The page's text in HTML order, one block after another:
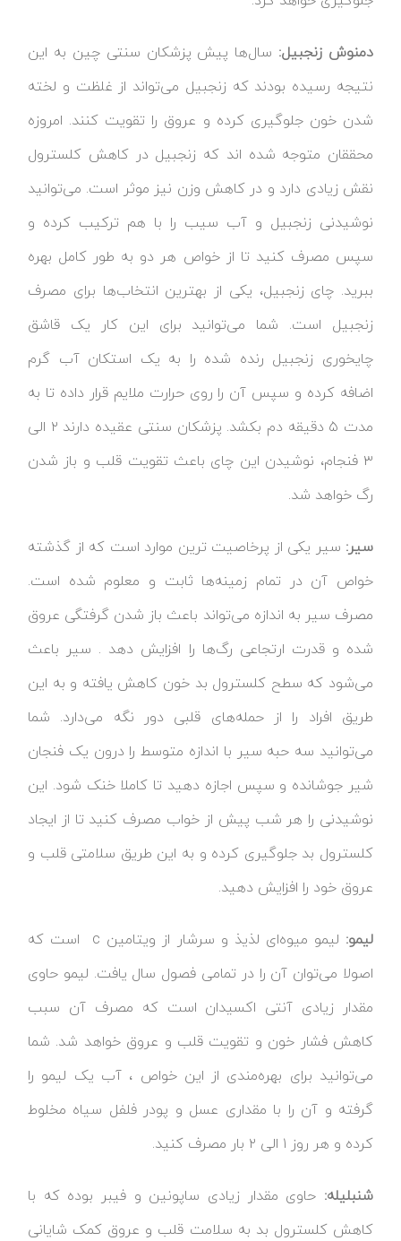
دمنوش زنجبیل: سال‌ها پیش پزشکان سنتی چین به این
نتیجه رسیده بودند که زنجبیل می‌تواند از غلظت و لخته
شدن خون جلوگیری کرده و عروق را تقویت کنند. امروزه
محققان متوجه شده اند که زنجبیل در کاهش کلسترول
نقش زیادی دارد و در کاهش وزن نیز موثر است. می‌توانید
نوشیدنی زنجبیل و آب سیب را با هم ترکیب کرده و
سپس مصرف کنید تا از خواص هر دو به طور کامل بهره
ببرید. چای زنجبیل، یکی از بهترین انتخاب‌ها برای مصرف
زنجبیل است. شما می‌توانید برای این کار یک قاشق
چایخوری زنجبیل رنده شده را به یک استکان آب گرم
اضافه کرده و سپس آن را روی حرارت ملایم قرار داده تا به
مدت ۵ دقیقه دم بکشد. پزشکان سنتی عقیده دارند ۲ الی
۳ فنجام، نوشیدن این چای باعث تقویت قلب و باز شدن
رگ خواهد شد.
سیر: سیر یکی از پرخاصیت ترین موارد است که از گذشته
خواص آن در تمام زمینه‌ها ثابت و معلوم شده است.
مصرف سیر به اندازه می‌تواند باعث باز شدن گرفتگی عروق
شده و قدرت ارتجاعی رگ‌ها را افزایش دهد . سیر باعث
می‌شود که سطح کلسترول بد خون کاهش یافته و به این
طریق افراد را از حمله‌های قلبی دور نگه می‌دارد. شما
می‌توانید سه حبه سیر با اندازه متوسط را درون یک فنجان
شیر جوشانده و سپس اجازه دهید تا کاملا خنک شود. این
نوشیدنی را هر شب پیش از خواب مصرف کنید تا از ایجاد
کلسترول بد جلوگیری کرده و به این طریق سلامتی قلب و
عروق خود را افزایش دهید.
لیمو:
لیمو میوه‌ای لذیذ و سرشار از ویتامین c است که
اصولا می‌توان آن را در تمامی فصول سال یافت. لیمو حاوی
مقدار زیادی آنتی اکسیدان است که مصرف آن سبب
کاهش فشار خون و تقویت قلب و عروق خواهد شد. شما
می‌توانید برای بهره‌مندی از این خواص ، آب یک لیمو را
گرفته و آن را با مقداری عسل و پودر فلفل سیاه مخلوط
کرده و هر روز ۱ الی ۲ بار مصرف کنید.
شنبلیله: حاوی مقدار زیادی ساپونین و فیبر بوده که با
کاهش کلسترول بد به سلامت قلب و عروق کمک شایانی